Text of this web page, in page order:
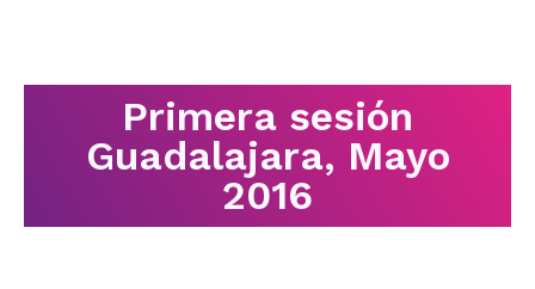
Primera sesión
Guadalajara, Mayo
2016